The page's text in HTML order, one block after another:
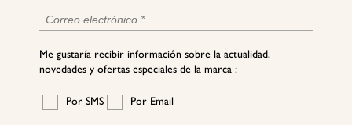
Me gustaría recibir información sobre la actualidad,
novedades y ofertas especiales de la marca :
Por SMS Por Email